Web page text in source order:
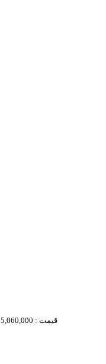
قیمت : 5,060,000 تومان